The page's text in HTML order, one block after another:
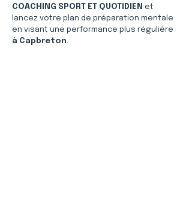
COACHING SPORT ET QUOTIDIEN et
lancez votre plan de préparation mentale
en visant une performance plus régulière
à Capbreton.